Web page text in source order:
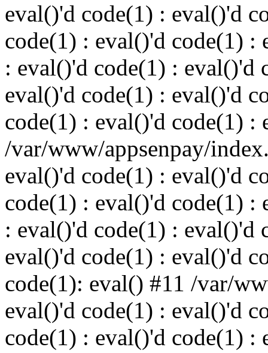
eval()'d code(1) : eval()'d
code(1) : eval()'d code(1) :
: eval()'d code(1) : eval()'d
eval()'d code(1) : eval()'d
code(1) : eval()'d code(1) :
/var/www/appsenpay/
eval()'d code(1) : eval()'d
code(1) : eval()'d code(1) :
: eval()'d code(1) : eval()'d
eval()'d code(1) : eval()'d
code(1): eval() #11 /var/
eval()'d code(1) : eval()'d
code(1) : eval()'d code(1) :